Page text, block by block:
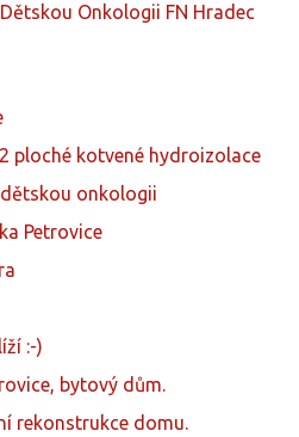
Onkologii FN Hradec
ploché kotvené hydroizolace
onkologii
Petrovice
:-)
bytový dům.
rekonstrukce domu.